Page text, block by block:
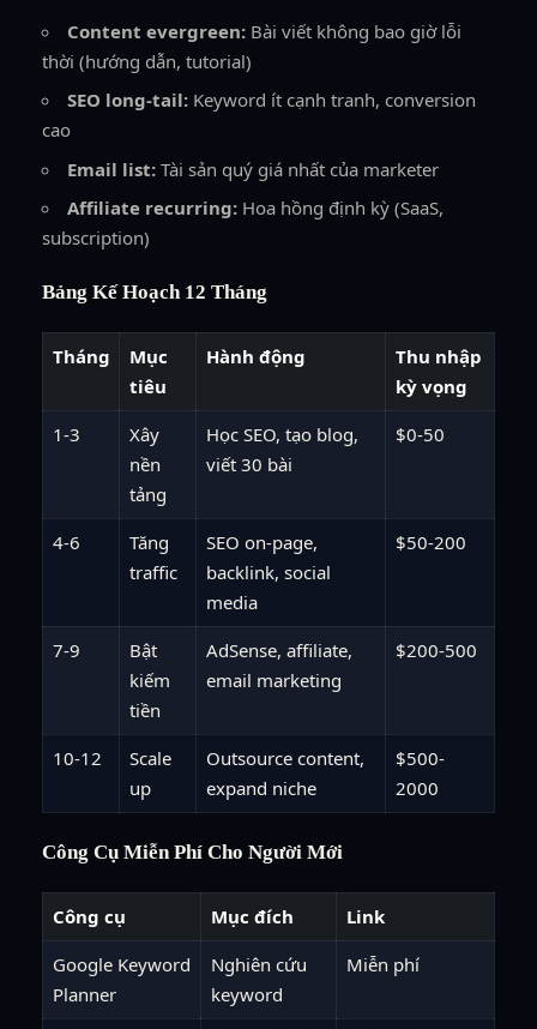
Content evergreen: Bài viết không bao giờ lỗi
thời (hướng dẫn, tutorial)
SEO long-tail: Keyword ít cạnh tranh, conversion
cao
Email list: Tài sản quý giá nhất của marketer
Affiliate recurring: Hoa hồng định kỳ (SaaS,
subscription)
Bảng Kế Hoạch 12 Tháng
Tháng
Mục
tiêu
Hành động
Thu nhập
kỳ vọng
1-3
Xây
nền
tảng
Học SEO, tạo blog,
viết 30 bài
$0-50
4-6
Tăng
traffic
SEO on-page,
backlink, social
media
$50-200
7-9
Bật
kiếm
tiền
AdSense, affiliate,
email marketing
$200-500
10-12
Scale
up
Outsource content,
expand niche
$500-
2000
Công Cụ Miễn Phí Cho Người Mới
Công cụ Mục đích
Link
Google Keyword
Planner
Nghiên cứu
keyword
Miễn phí